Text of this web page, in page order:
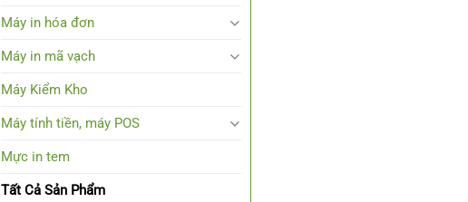
Máy in hóa đơn
Máy in mã vạch
Máy Kiểm Kho
Máy tính tiền, máy POS
Mực in tem
Tất Cả Sản Phẩm